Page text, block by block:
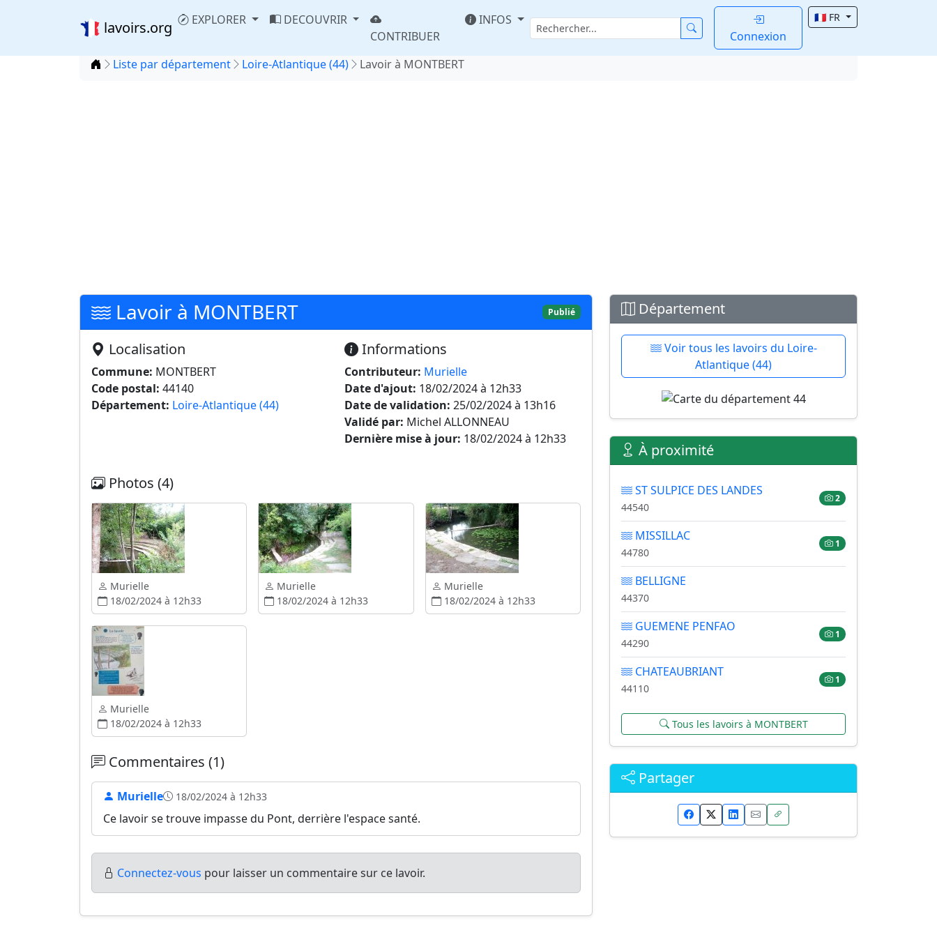
lavoirs.org EXPLORER
DECOUVRIR
CONTRIBUER
INFOS
Connexion
🇫🇷 FR
Accueil
Liste par département Loire-Atlantique (44) Lavoir à MONTBERT
Lavoir à MONTBERT Publié
Localisation
Commune: MONTBERT
Code postal: 44140
Département: Loire-Atlantique (44)
Informations
Contributeur: Murielle
Date d'ajout: 18/02/2024 à 12h33
Date de validation: 25/02/2024 à 13h16
Validé par: Michel ALLONNEAU
Dernière mise à jour: 18/02/2024 à 12h33
Photos (4)
Murielle
18/02/2024 à 12h33
Murielle
18/02/2024 à 12h33
Murielle
18/02/2024 à 12h33
Murielle
18/02/2024 à 12h33
Commentaires (1)
Murielle 18/02/2024 à 12h33
Ce lavoir se trouve impasse du Pont, derrière l'espace santé.
Connectez-vous pour laisser un commentaire sur ce lavoir.
Département
Voir tous les lavoirs du Loire-
Atlantique (44)
À proximité
ST SULPICE DES LANDES
44540
2
MISSILLAC
44780
1
BELLIGNE
44370
GUEMENE PENFAO
44290
1
CHATEAUBRIANT
44110
1
Tous les lavoirs à MONTBERT
Partager